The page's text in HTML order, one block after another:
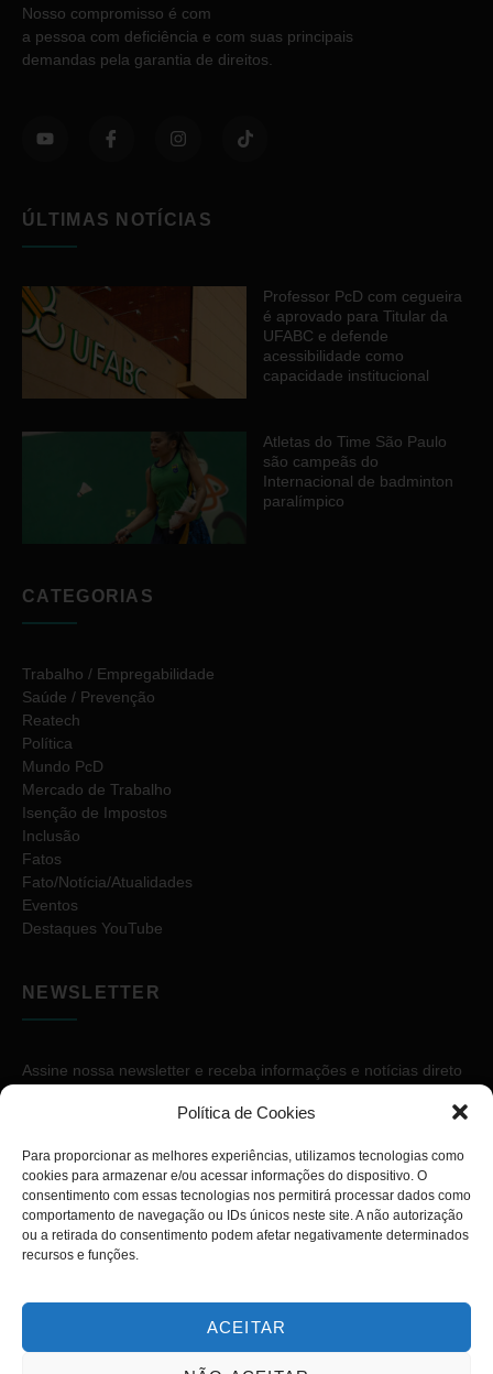
Política de Cookies
Para proporcionar as melhores experiências, utilizamos tecnologias como
cookies para armazenar e/ou acessar informações do dispositivo. O
consentimento com essas tecnologias nos permitirá processar dados como
comportamento de navegação ou IDs únicos neste site. A não autorização
ou a retirada do consentimento podem afetar negativamente determinados
recursos e funções.
ACEITAR
Nosso compromisso é com
a pessoa com deficiência e com suas principais
demandas pela garantia de direitos.
ÚLTIMAS NOTÍCIAS
Professor PcD com cegueira
é aprovado para Titular da
UFABC e defende
acessibilidade como
capacidade institucional
Atletas do Time São Paulo
são campeãs do
Internacional de badminton
paralímpico
CATEGORIAS
Trabalho / Empregabilidade
Saúde / Prevenção
Reatech
Política
Mundo PcD
Mercado de Trabalho
Isenção de Impostos
Inclusão
Fatos
Fato/Notícia/Atualidades
Eventos
Destaques YouTube
NEWSLETTER
Assine nossa newsletter e receba informações e notícias direto